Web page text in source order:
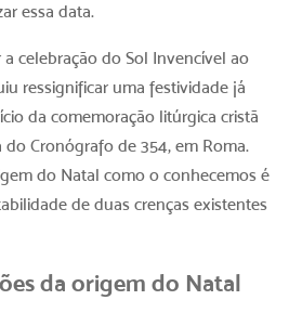
essa data.
a celebração do Sol Invencível ao
ressignificar uma festividade já
da comemoração litúrgica cristã
Cronógrafo de 354, em Roma.
do Natal como o conhecemos é
de duas crenças existentes
da origem do Natal